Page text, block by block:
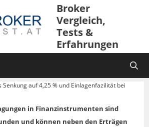
Broker
Vergleich,
Tests &
Erfahrungen
Senkung auf 4,25 % und Einlagenfazilität bei
in Finanzinstrumenten sind
und können neben den Erträgen